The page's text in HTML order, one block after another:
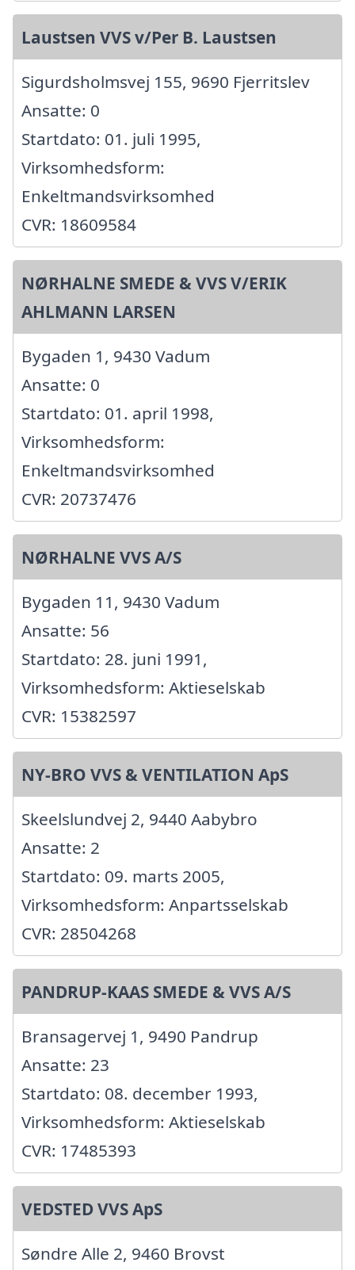
Laustsen VVS v/Per B. Laustsen
Sigurdsholmsvej 155, 9690 Fjerritslev
Ansatte: 0
Startdato: 01. juli 1995,
Virksomhedsform:
Enkeltmandsvirksomhed
CVR: 18609584
NØRHALNE SMEDE & VVS V/ERIK
AHLMANN LARSEN
Bygaden 1, 9430 Vadum
Ansatte: 0
Startdato: 01. april 1998,
Virksomhedsform:
Enkeltmandsvirksomhed
CVR: 20737476
NØRHALNE VVS A/S
Bygaden 11, 9430 Vadum
Ansatte: 56
Startdato: 28. juni 1991,
Virksomhedsform: Aktieselskab
CVR: 15382597
NY-BRO VVS & VENTILATION ApS
Skeelslundvej 2, 9440 Aabybro
Ansatte: 2
Startdato: 09. marts 2005,
Virksomhedsform: Anpartsselskab
CVR: 28504268
PANDRUP-KAAS SMEDE & VVS A/S
Bransagervej 1, 9490 Pandrup
Ansatte: 23
Startdato: 08. december 1993,
Virksomhedsform: Aktieselskab
CVR: 17485393
VEDSTED VVS ApS
Søndre Alle 2, 9460 Brovst